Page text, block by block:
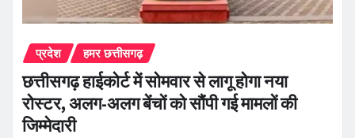
प्रदेश हमर छत्तीसगढ़
छत्तीसगढ़ हाईकोर्ट में सोमवार से लागू होगा नया
रोस्टर, अलग-अलग बेंचों को सौंपी गई मामलों की
जिम्मेदारी